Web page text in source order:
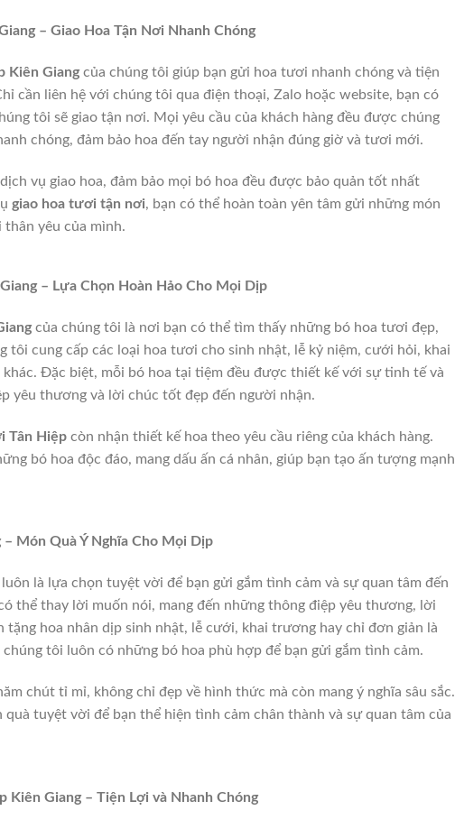
– Giao Hoa Tận Nơi Nhanh Chóng
Kiên Giangcủa chúng tôi giúp bạn gửi hoa tươi nhanh chóng và tiện
cần liên hệ với chúng tôi qua điện thoại, Zalo hoặc website, bạn có
tôi sẽ giao tận nơi. Mọi yêu cầu của khách hàng đều được chúng
chóng, đảm bảo hoa đến tay người nhận đúng giờ và tươi mới.
vụ giao hoa, đảm bảo mọi bó hoa đều được bảo quản tốt nhất
giao hoa tươi tận nơi, bạn có thể hoàn toàn yên tâm gửi những món
yêu của mình.
– Lựa Chọn Hoàn Hảo Cho Mọi Dịp
của chúng tôi là nơi bạn có thể tìm thấy những bó hoa tươi đẹp,
tôi cung cấp các loại hoa tươi cho sinh nhật, lễ kỷ niệm, cưới hỏi, khai
Đặc biệt, mỗi bó hoa tại tiệm đều được thiết kế với sự tinh tế và
yêu thương và lời chúc tốt đẹp đến người nhận.
Tân Hiệp còn nhận thiết kế hoa theo yêu cầu riêng của khách hàng.
bó hoa độc đáo, mang dấu ấn cá nhân, giúp bạn tạo ấn tượng mạnh
Món Quà Ý Nghĩa Cho Mọi Dịp
là lựa chọn tuyệt vời để bạn gửi gắm tình cảm và sự quan tâm đến
thể thay lời muốn nói, mang đến những thông điệp yêu thương, lời
tặng hoa nhân dịp sinh nhật, lễ cưới, khai trương hay chỉ đơn giản là
tôi luôn có những bó hoa phù hợp để bạn gửi gắm tình cảm.
chút tỉ mỉ, không chỉ đẹp về hình thức mà còn mang ý nghĩa sâu sắc.
quà tuyệt vời để bạn thể hiện tình cảm chân thành và sự quan tâm của
Kiên Giang – Tiện Lợi và Nhanh Chóng